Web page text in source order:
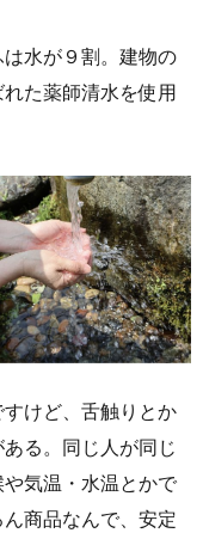
水が９割。建物の
た薬師清水を使用
すけど、舌触りとか
る。同じ人が同じ
気温・水温とかで
商品なんで、安定